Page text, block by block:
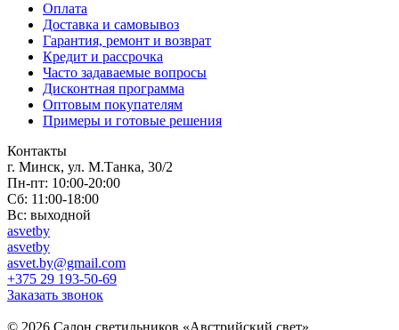
Оплата
Доставка и самовывоз
Гарантия, ремонт и возврат
Кредит и рассрочка
Часто задаваемые вопросы
Дисконтная программа
Оптовым покупателям
Примеры и готовые решения
Контакты
г. Минск, ул. М.Танка, 30/2
Пн-пт: 10:00-20:00
Сб: 11:00-18:00
Вс: выходной
asvetby
asvetby
asvet.by@gmail.com
+375 29 193-50-69
Заказать звонок